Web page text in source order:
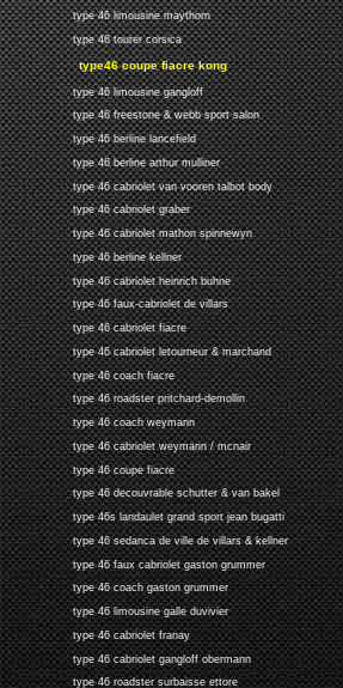
type 46 limousine maythorn
type 46 tourer corsica
type46 coupe fiacre kong
type 46 limousine gangloff
type 46 freestone & webb sport salon
type 46 berline lancefield
type 46 berline arthur mulliner
type 46 cabriolet van vooren talbot body
type 46 cabriolet graber
type 46 cabriolet mathon spinnewyn
type 46 berline kellner
type 46 cabriolet heinrich buhne
type 46 faux-cabriolet de villars
type 46 cabriolet fiacre
type 46 cabriolet letourneur & marchand
type 46 coach fiacre
type 46 roadster pritchard-demollin
type 46 coach weymann
type 46 cabriolet weymann / mcnair
type 46 coupe fiacre
type 46 decouvrable schutter & van bakel
type 46s landaulet grand sport jean bugatti
type 46 sedanca de ville de villars & kellner
type 46 faux cabriolet gaston grummer
type 46 coach gaston grummer
type 46 limousine galle duvivier
type 46 cabriolet franay
type 46 cabriolet gangloff obermann
type 46 roadster surbaisse ettore